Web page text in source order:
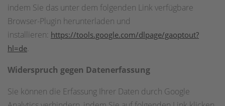
indem Sie das unter dem folgenden Link verfügbare
Browser-Plugin herunterladen und
installieren: https://tools.google.com/dlpage/gaoptout?
hl=de.
Widerspruch gegen Datenerfassung
Sie können die Erfassung Ihrer Daten durch Google